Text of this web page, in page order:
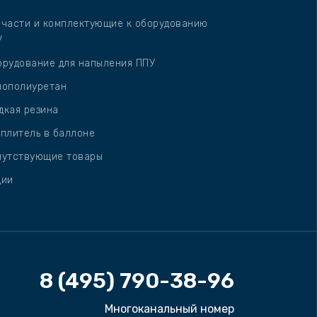
и комплектующие к оборудованию
для напыления ППУ
резина
в баллоне
товары
8 (495) 790-38-96
Многоканальный номер